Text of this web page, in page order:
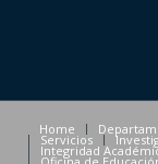
Home
Servicios
Integridad